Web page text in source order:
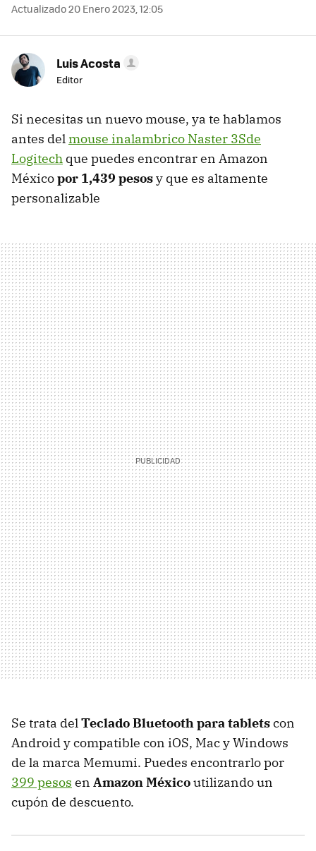
Actualizado 20 Enero 2023, 12:05
Luis Acosta
Editor
Si necesitas un nuevo mouse, ya te hablamos
antes delmouse inalambrico Naster 3Sde
Logitech que puedes encontrar en Amazon
Méxicopor 1,439 pesosy que es altamente
personalizable
Se trata delTeclado Bluetooth para tabletscon
Android y compatible con iOS, Mac y Windows
de la marca Memumi. Puedes encontrarlo por
399 pesos en Amazon Méxicoutilizando un
cupón de descuento.